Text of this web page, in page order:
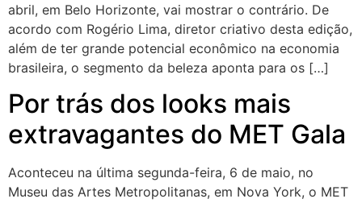
abril, em Belo Horizonte, vai mostrar o contrário. De
acordo com Rogério Lima, diretor criativo desta edição,
além de ter grande potencial econômico na economia
brasileira, o segmento da beleza aponta para os […]
Por trás dos looks mais
extravagantes do MET Gala
Aconteceu na última segunda-feira, 6 de maio, no
Museu das Artes Metropolitanas, em Nova York, o MET